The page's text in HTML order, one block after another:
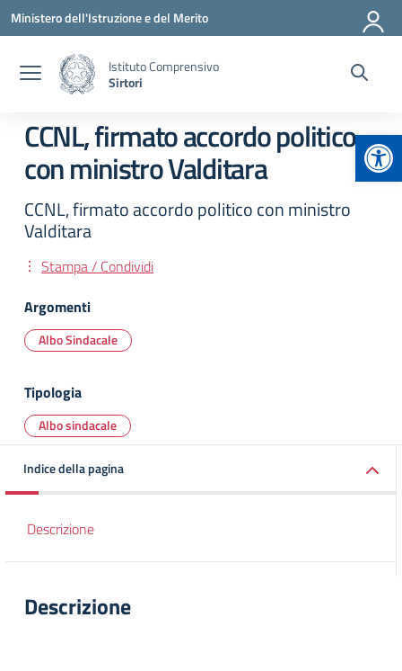
Vai ai contenuti
Vai al menu di navigazione
Vai al footer
Ministero dell'Istruzione e del Merito
Istituto Comprensivo
Sirtori
CCNL, firmato accordo politico
con ministro Valditara
CCNL, firmato accordo politico con ministro
Valditara
Stampa / Condividi
Argomenti
Albo Sindacale
Tipologia
Albo sindacale
Indice della pagina
Descrizione
Descrizione